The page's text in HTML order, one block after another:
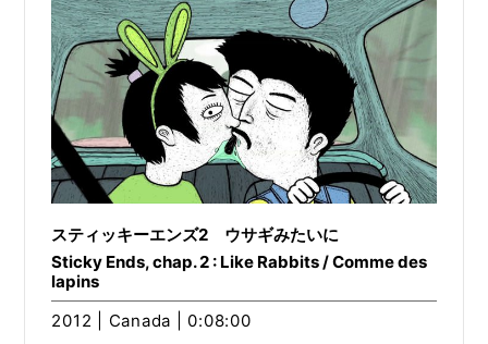
スティッキーエンズ2 ウサギみたいに
Sticky Ends, chap. 2 : Like Rabbits / Comme des
lapins
2012 | Canada | 0:08:00